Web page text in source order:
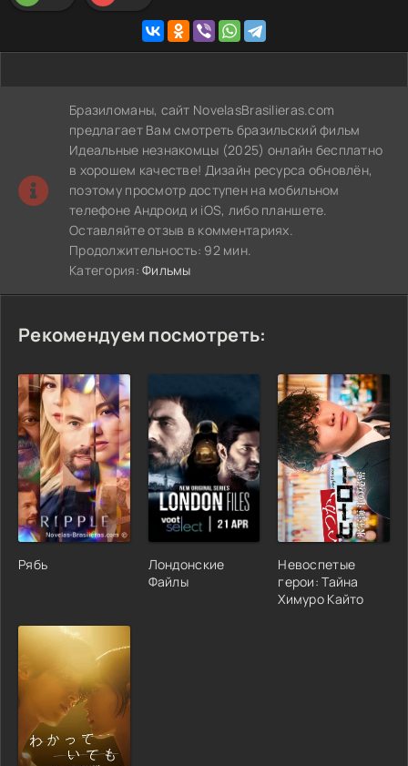
Бразиломаны, сайт NovelasBrasilieras.com
предлагает Вам смотреть бразильский фильм
Идеальные незнакомцы (2025) онлайн бесплатно
в хорошем качестве! Дизайн ресурса обновлён,
поэтому просмотр доступен на мобильном
телефоне Андроид и iOS, либо планшете.
Оставляйте отзыв в комментариях.
Продолжительность: 92 мин.
Категория:Фильмы
Рекомендуем посмотреть:
Рябь
Лондонские
Файлы
Невоспетые
герои: Тайна
Химуро Кайто